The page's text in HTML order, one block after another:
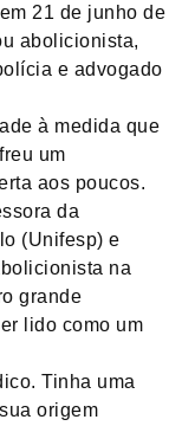
21 de junho de
abolicionista,
e advogado
à medida que
um
aos poucos.
da
(Unifesp) e
na
grande
lido como um
Tinha uma
origem